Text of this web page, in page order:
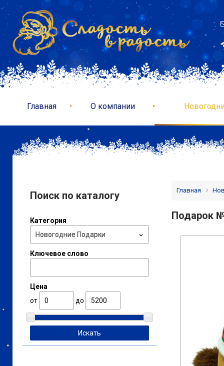
Главная О компании
Поиск по каталогу
Категория
Ключевое слово
Цена
от
до
Главная
Подарок